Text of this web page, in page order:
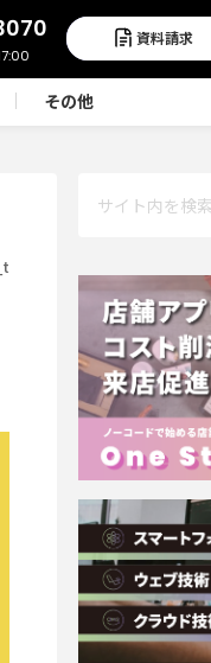
その他
資料請求